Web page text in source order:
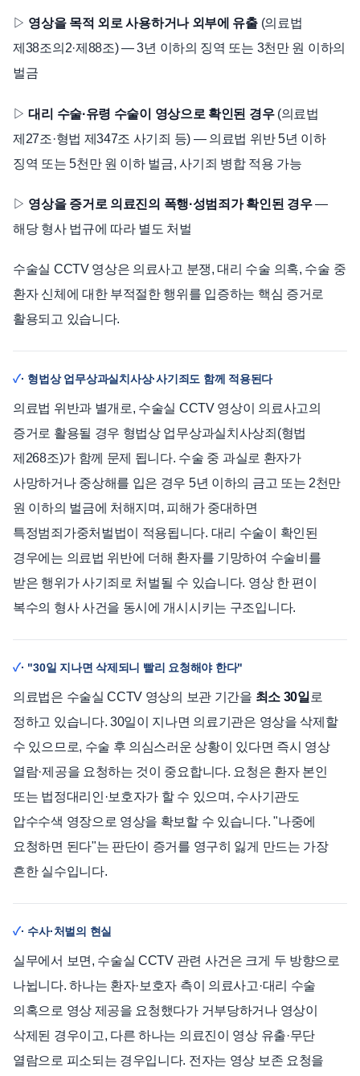
▷ 영상을 목적 외로 사용하거나 외부에 유출(의료법
제38조의2·제88조) — 3년 이하의 징역 또는 3천만 원 이하의
벌금
▷대리 수술·유령 수술이 영상으로 확인된 경우(의료법
제27조·형법 제347조 사기죄 등) — 의료법 위반 5년 이하
징역 또는 5천만 원 이하 벌금, 사기죄 병합 적용 가능
▷ 영상을 증거로 의료진의 폭행·성범죄가 확인된 경우—
해당 형사 법규에 따라 별도 처벌
수술실 CCTV 영상은 의료사고 분쟁, 대리 수술 의혹, 수술 중
환자 신체에 대한 부적절한 행위를 입증하는 핵심 증거로
활용되고 있습니다.
· 형법상 업무상과실치사상·사기죄도 함께 적용된다
의료법 위반과 별개로, 수술실 CCTV 영상이 의료사고의
증거로 활용될 경우 형법상 업무상과실치사상죄(형법
제268조)가 함께 문제 됩니다. 수술 중 과실로 환자가
사망하거나 중상해를 입은 경우 5년 이하의 금고 또는 2천만
원 이하의 벌금에 처해지며, 피해가 중대하면
특정범죄가중처벌법이 적용됩니다. 대리 수술이 확인된
경우에는 의료법 위반에 더해 환자를 기망하여 수술비를
받은 행위가 사기죄로 처벌될 수 있습니다. 영상 한 편이
복수의 형사 사건을 동시에 개시시키는 구조입니다.
· "30일 지나면 삭제되니 빨리 요청해야 한다"
의료법은 수술실 CCTV 영상의 보관 기간을 최소 30일 로
정하고 있습니다. 30일이 지나면 의료기관은 영상을 삭제할
수 있으므로, 수술 후 의심스러운 상황이 있다면 즉시 영상
열람·제공을 요청하는 것이 중요합니다. 요청은 환자 본인
또는 법정대리인·보호자가 할 수 있으며, 수사기관도
압수수색 영장으로 영상을 확보할 수 있습니다. "나중에
요청하면 된다"는 판단이 증거를 영구히 잃게 만드는 가장
흔한 실수입니다.
· 수사·처벌의 현실
실무에서 보면, 수술실 CCTV 관련 사건은 크게 두 방향으로
나뉩니다. 하나는 환자·보호자 측이 의료사고·대리 수술
의혹으로 영상 제공을 요청했다가 거부당하거나 영상이
삭제된 경우이고, 다른 하나는 의료진이 영상 유출·무단
열람으로 피소되는 경우입니다. 전자는 영상 보존 요청을